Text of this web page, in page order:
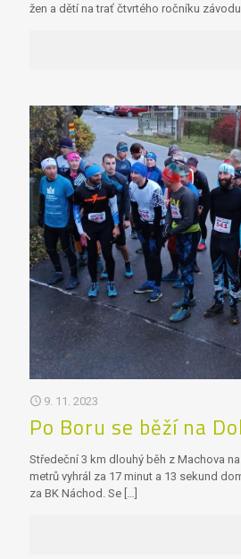
žen a dětí na trať čtvrtého ročníku závodu
9. 11. 2023
Po Boru se běží na
Středeční 3 km dlouhý běh z Machova
metrů vyhrál za 17 minut a 13 sekund
za BK Náchod. Se […]